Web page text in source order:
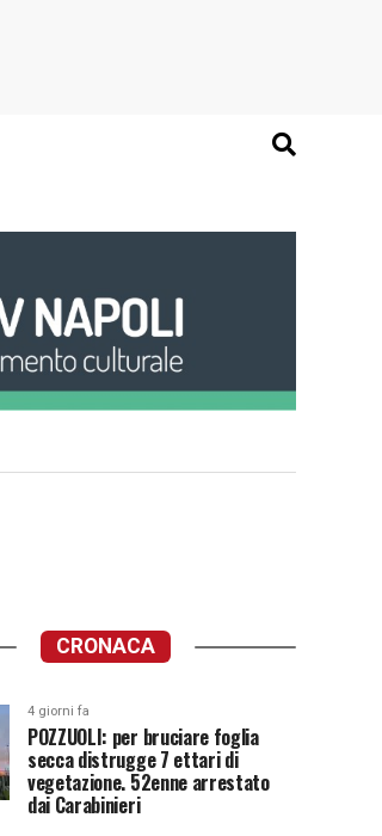
CRONACA
4 giorni fa
POZZUOLI: per bruciare foglia
secca distrugge 7 ettari di
vegetazione. 52enne arrestato
dai Carabinieri